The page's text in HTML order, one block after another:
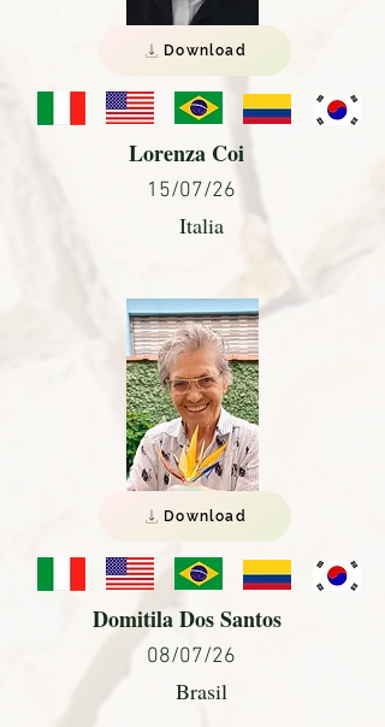
Download
Lorenza Coi
15/07/26
Italia
Download
Domitila Dos Santos
08/07/26
Brasil